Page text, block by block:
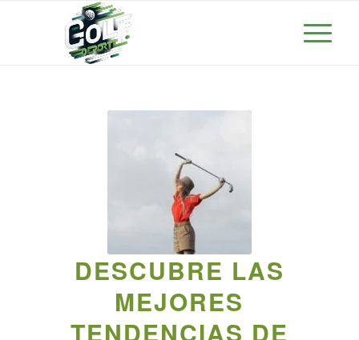
DESCUBRE LAS
MEJORES
TENDENCIAS DE